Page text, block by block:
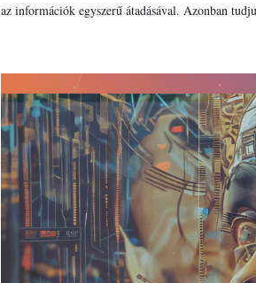
az információk egyszerű átadásával. Azonban